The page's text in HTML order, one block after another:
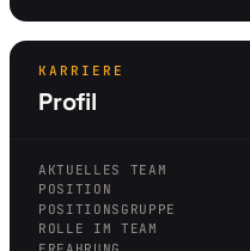
KARRIERE
Profil
AKTUELLES TEAM
POSITION
POSITIONSGRUPPE
ROLLE IM TEAM